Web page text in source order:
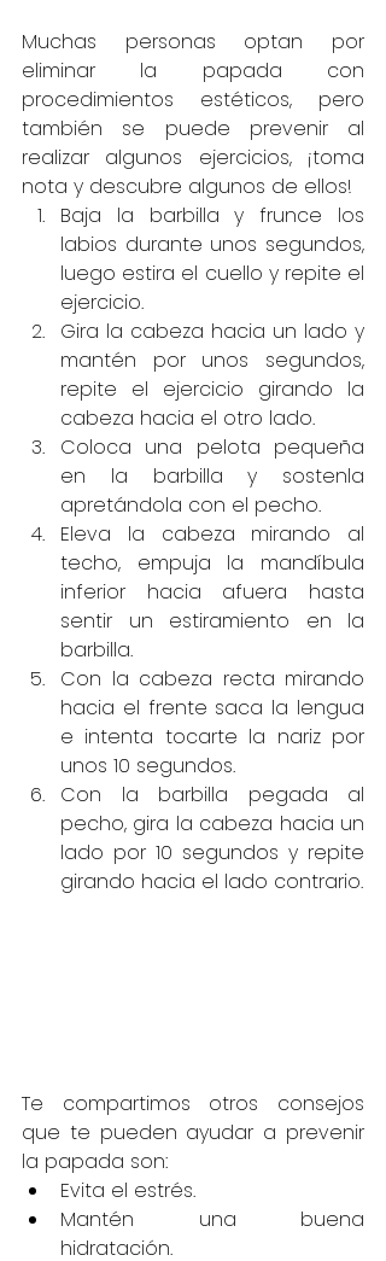
Muchas personas optan por
eliminar la papada con
procedimientos estéticos, pero
también se puede prevenir al
realizar algunos ejercicios, ¡toma
nota y descubre algunos de ellos!
Baja la barbilla y frunce los
labios durante unos segundos,
luego estira el cuello y repite el
ejercicio.
Gira la cabeza hacia un lado y
mantén por unos segundos,
repite el ejercicio girando la
cabeza hacia el otro lado.
Coloca una pelota pequeña
en la barbilla y sostenla
apretándola con el pecho.
Eleva la cabeza mirando al
techo, empuja la mandíbula
inferior hacia afuera hasta
sentir un estiramiento en la
barbilla.
Con la cabeza recta mirando
hacia el frente saca la lengua
e intenta tocarte la nariz por
unos 10 segundos.
Con la barbilla pegada al
pecho, gira la cabeza hacia un
lado por 10 segundos y repite
girando hacia el lado contrario.
Te compartimos otros consejos
que te pueden ayudar a prevenir
la papada son:
Evita el estrés.
Mantén una buena
hidratación.